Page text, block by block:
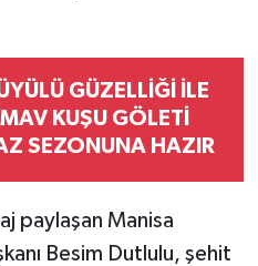
GÜZELLİĞİ İLE
KUŞU GÖLETİ
SEZONUNA HAZIR
paylaşan Manisa
Besim Dutlulu, şehit